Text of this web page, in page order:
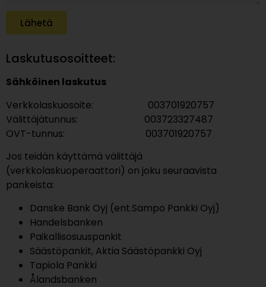
Lähetä
Laskutusosoitteet:
Sähköinen laskutus
Verkkolaskuosoite: 003701920757
Välittäjätunnus: 003723327487
OVT-tunnus: 003701920757
Jos teidän käyttämä välittäjä
(verkkolaskuoperaattori) on joku seuraavista
pankeista:
Danske Bank Oyj (ent.Sampo Pankki Oyj)
Handelsbanken
Paikallisosuuspankit
Säästöpankit, Aktia Säästöpankki Oyj
Tapiola Pankki
Ålandsbanken